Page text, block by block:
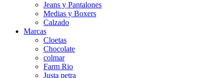
Jeans y Pantalones
Medias y Boxers
Calzado
Marcas
Cloetas
Chocolate
colmar
Farm Rio
Justa petra